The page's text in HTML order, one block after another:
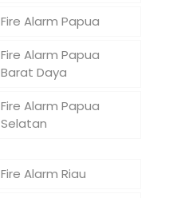
Fire Alarm Papua
Fire Alarm Papua
Barat Daya
Fire Alarm Papua
Selatan
Fire Alarm Riau